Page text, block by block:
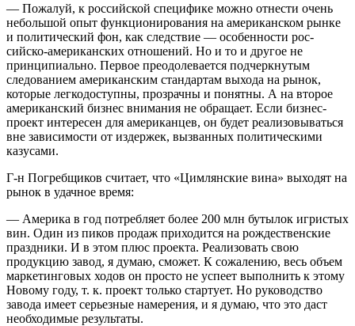
— Пожалуй, к российской специфике можно отнести очень
небольшой опыт функционирования на американском рынке
и политичес­кий фон, как следствие — особенности рос­
сийско-американских отношений. Но и то и дру­гое не
принципиально. Первое преодолевается подчеркнутым
следованием американским стандартам выхода на рынок,
которые легкодоступны, прозрачны и понятны. А на второе
американский бизнес внимания не обращает. Если бизнес-
проект интересен для американцев, он будет реализовываться
вне зависимости от издержек, вызванных политическими
казусами.
Г-н Погребщиков считает, что «Цимлянские вина» выходят на
рынок в удачное время:
— Америка в год потребляет более 200 млн бутылок игристых
вин. Один из пиков продаж приходится на рождественские
праздники. И в этом плюс проекта. Реализовать свою
продукцию завод, я думаю, сможет. К сожалению, весь объем
маркетинговых ходов он просто не успеет выполнить к этому
Новому году, т. к. проект только стартует. Но руководство
завода имеет серьезные намерения, и я думаю, что это даст
необходимые результаты.